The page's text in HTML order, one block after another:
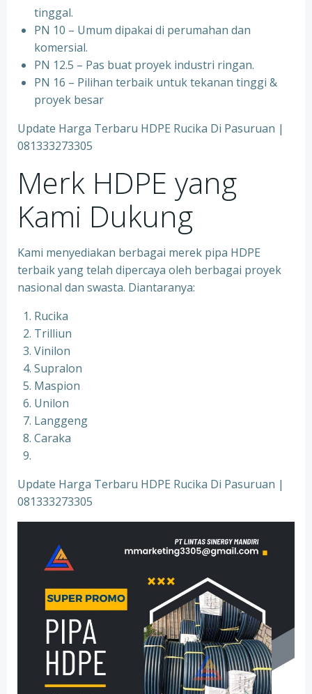
tinggal.
PN 10 – Umum dipakai di perumahan dan
komersial.
PN 12.5 – Pas buat proyek industri ringan.
PN 16 – Pilihan terbaik untuk tekanan tinggi &
proyek besar
Update Harga Terbaru HDPE Rucika Di Pasuruan |
081333273305
Merk HDPE yang
Kami Dukung
Kami menyediakan berbagai merek pipa HDPE
terbaik yang telah dipercaya oleh berbagai proyek
nasional dan swasta. Diantaranya:
Rucika
Trilliun
Vinilon
Supralon
Maspion
Unilon
Langgeng
Caraka
Update Harga Terbaru HDPE Rucika Di Pasuruan |
081333273305